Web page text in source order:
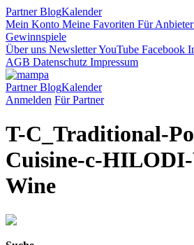
PartnerBlogKalender
Mein Konto Meine Favoriten Für Anbieter
Gewinnspiele
Über uns NewsletterYouTube Facebook
AGB Datenschutz Impressum
PartnerBlogKalender
Anmelden Für Partner
T-C_Traditional-
Cuisine-c-
Wine